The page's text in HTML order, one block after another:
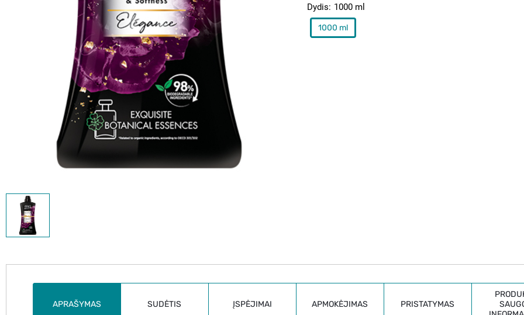
Dydis 1000 ml
1000 ml
APRAŠYMAS SUDĖTIS ĮSPĖJIMAI APMOKĖJIMAS PRISTATYMAS